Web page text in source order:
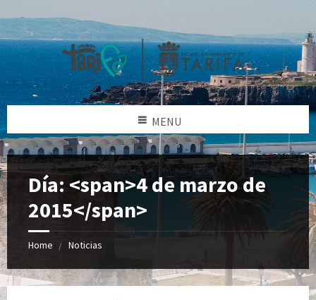
MENU
Día: <span>4 de marzo de
2015</span>
Home Noticias